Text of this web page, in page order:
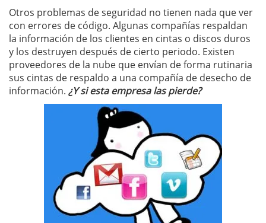
Otros problemas de seguridad no tienen nada que ver
con errores de código. Algunas compañías respaldan
la información de los clientes en cintas o discos duros
y los destruyen después de cierto periodo. Existen
proveedores de la nube que envían de forma rutinaria
sus cintas de respaldo a una compañía de desecho de
información. ¿Y si esta empresa las pierde?